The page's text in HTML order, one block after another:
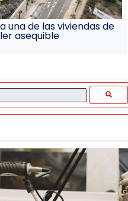
una de las viviendas de
asequible